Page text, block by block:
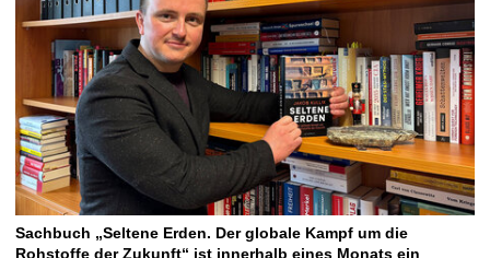
Sachbuch „Seltene Erden. Der globale Kampf um die
Rohstoffe der Zukunft“ ist innerhalb eines Monats ein